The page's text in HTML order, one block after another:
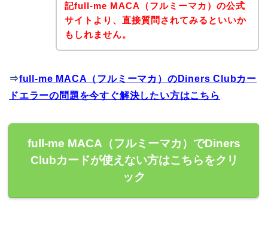
記full-me MACA（フルミーマカ）の公式
サイトより、直接質問されてみるといいか
もしれません。
⇒full-me MACA（フルミーマカ）のDiners Clubカー
ドエラーの問題を今すぐ解決したい方はこちら
full-me MACA（フルミーマカ）でDiners
Clubカードが使えない方はこちらをクリ
ック